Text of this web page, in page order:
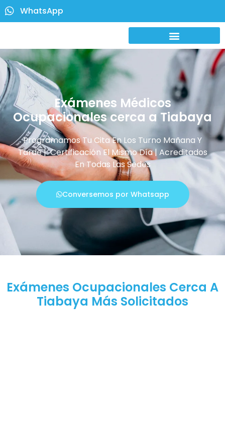
WhatsApp
Exámenes Médicos
Ocupacionales cerca a Tiabaya
Programamos Tu Cita En Los Turno Mañana Y
Tarde | Certificación El Mismo Día | Acreditados
En Todas Las Sedes
Conversemos por Whatsapp
Exámenes Ocupacionales Cerca A
Tiabaya Más Solicitados